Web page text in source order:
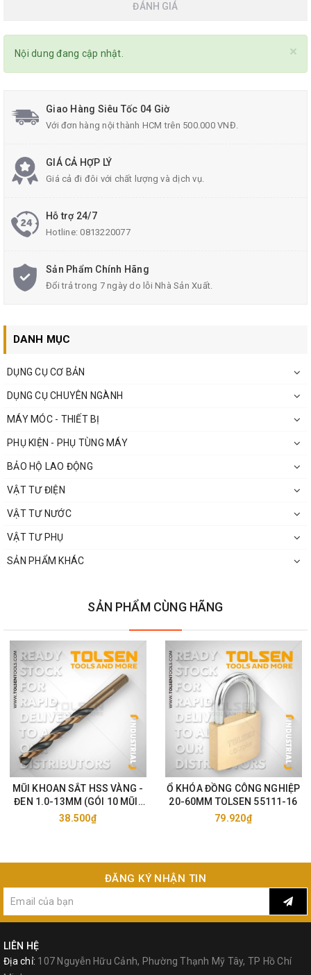
ĐÁNH GIÁ
×
Nội dung đang cập nhật.
Giao Hàng Siêu Tốc 04 Giờ
Với đơn hàng nội thành HCM trên 500.000 VNĐ.
GIÁ CẢ HỢP LÝ
Giá cả đi đôi với chất lượng và dịch vụ.
Hỗ trợ 24/7
Hotline:0813220077
Sản Phẩm Chính Hãng
Đổi trả trong 7 ngày do lỗi Nhà Sản Xuất.
DANH MỤC
DỤNG CỤ CƠ BẢN
DỤNG CỤ CHUYÊN NGÀNH
MÁY MÓC - THIẾT BỊ
PHỤ KIỆN - PHỤ TÙNG MÁY
BẢO HỘ LAO ĐỘNG
VẬT TƯ ĐIỆN
VẬT TƯ NƯỚC
VẬT TƯ PHỤ
SẢN PHẨM KHÁC
SẢN PHẨM CÙNG HÃNG
MŨI KHOAN SẮT HSS VÀNG -
ĐEN 1.0-13MM (GÓI 10 MŨI)
TOLSEN 75105-33
38.500₫
Ổ KHÓA ĐỒNG CÔNG NGHIỆP
20-60MM TOLSEN 55111-16
79.920₫
ĐĂNG KÝ NHẬN TIN
LIÊN HỆ
Địa chỉ: 107 Nguyễn Hữu Cảnh, Phường Thạnh Mỹ Tây, TP Hồ Chí